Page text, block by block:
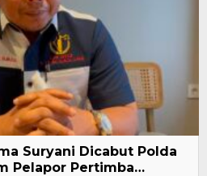
Suryani Dicabut Polda
Pelapor Pertimba…